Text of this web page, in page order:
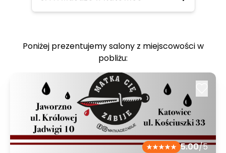
Poniżej prezentujemy salony z miejscowości w
pobliżu:
5.00/5